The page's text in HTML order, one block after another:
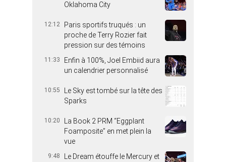
Oklahoma City
12:12
Paris sportifs truqués : un
proche de Terry Rozier fait
pression sur des témoins
11:33
Enfin à 100%, Joel Embiid aura
un calendrier personnalisé
10:55
Le Sky est tombé sur la tête des
Sparks
10:20
La Book 2 PRM “Eggplant
Foamposite” en met plein la
vue
9:48
Le Dream étouffe le Mercury et